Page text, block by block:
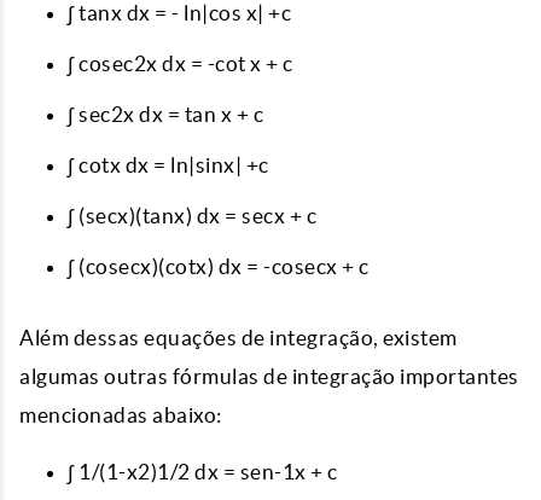
∫ tanx dx = - ln|cos x| +c
∫ cosec2x dx = -cot x + c
∫ sec2x dx = tan x + c
∫ cotx dx = ln|sinx| +c
∫ (secx)(tanx) dx = secx + c
∫ (cosecx)(cotx) dx = -cosecx + c
Além dessas equações de integração, existem
algumas outras fórmulas de integração importantes
mencionadas abaixo:
∫ 1/(1-x2)1/2 dx = sen-1x + c